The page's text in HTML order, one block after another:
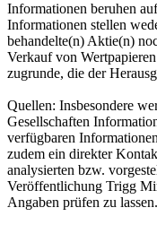
Informationen beruhen
Informationen stellen
behandelte(n) Aktie(n)
Verkauf von
zugrunde, die der
Quellen: Insbesondere
Gesellschaften
verfügbaren
zudem ein direkter
analysierten bzw.
Veröffentlichung Trigg
Angaben prüfen zu lassen.